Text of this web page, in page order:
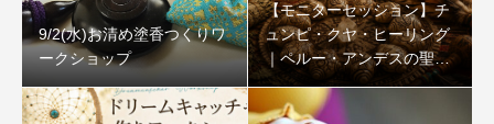
9/2(水)お清め塗香つくりワ
ークショップ
【モニターセッション】チ
ュンピ・クヤ・ヒーリング
｜ペルー・アンデスの聖な
る石